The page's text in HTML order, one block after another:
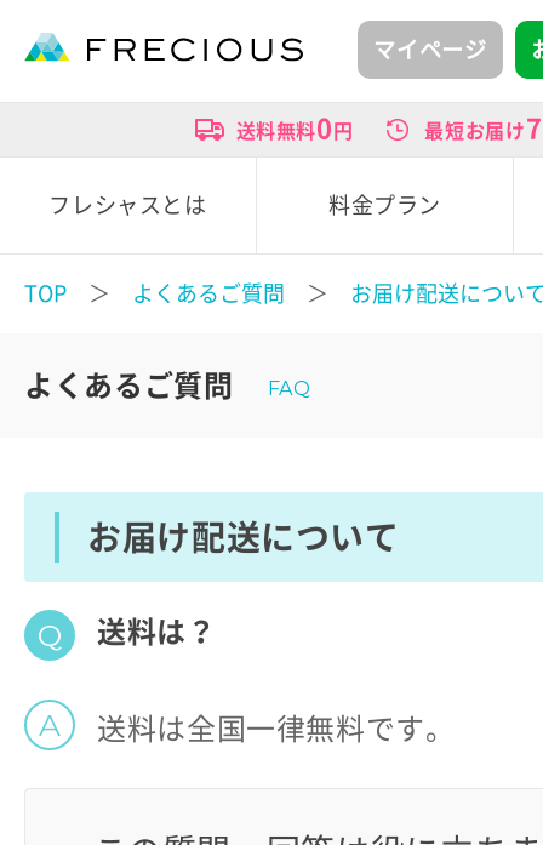
マイページ
送料無料0 円 最短お届け7
フレシャスとは 料金プラン
TOP ＞ よくあるご質問 ＞ お届け配送につい
よくあるご質問 FAQ
お届け配送について
送料は？
送料は全国一律無料です。